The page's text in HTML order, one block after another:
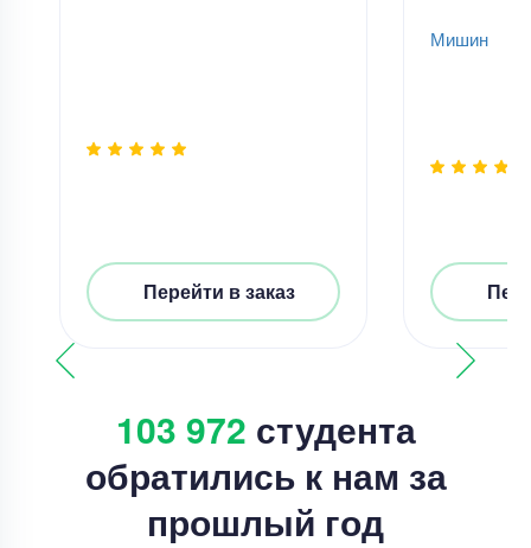
Перейти в заказ
Мишин
103 972 студента
обратились к нам за
прошлый год